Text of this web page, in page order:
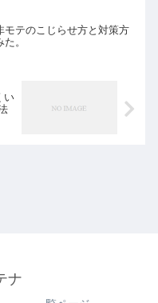
モテのこじらせ方と対策方
。
い
ナ